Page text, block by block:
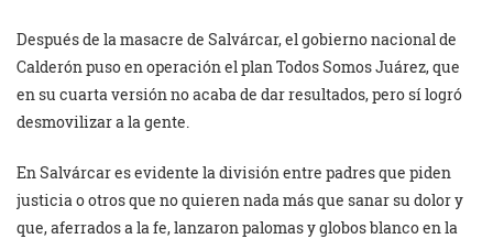
Después de la masacre de Salvárcar, el gobierno nacional de
Calderón puso en operación el plan Todos Somos Juárez, que
en su cuarta versión no acaba de dar resultados, pero sí logró
desmovilizar a la gente.
En Salvárcar es evidente la división entre padres que piden
justicia o otros que no quieren nada más que sanar su dolor y
que, aferrados a la fe, lanzaron palomas y globos blanco en la